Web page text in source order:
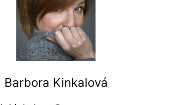
Barbora Kinkalová